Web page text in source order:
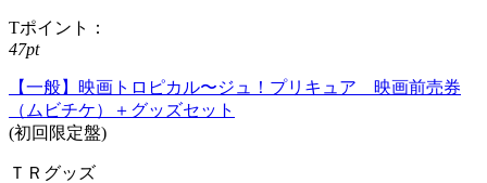
Tポイント：
47pt
【一般】映画トロピカル〜ジュ！プリキュア 映画前売券
（ムビチケ）＋グッズセット
(初回限定盤)
ＴＲグッズ